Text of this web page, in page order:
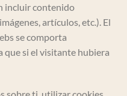
incluir contenido
artículos, etc.). El
se comporta
que si el visitante hubiera